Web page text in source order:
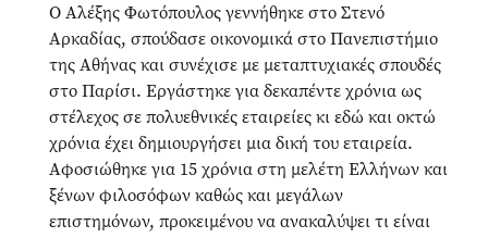
Ο Αλέξης Φωτόπουλος γεννήθηκε στο Στενό
Αρκαδίας, σπούδασε οικονομικά στο Πανεπιστήμιο
της Αθήνας και συνέχισε με μεταπτυχιακές σπουδές
στο Παρίσι. Εργάστηκε για δεκαπέντε χρόνια ως
στέλεχος σε πολυεθνικές εταιρείες κι εδώ και οκτώ
χρόνια έχει δημιουργήσει μια δική του εταιρεία.
Αφοσιώθηκε για 15 χρόνια στη μελέτη Ελλήνων και
ξένων φιλοσόφων καθώς και μεγάλων
επιστημόνων, προκειμένου να ανακαλύψει τι είναι